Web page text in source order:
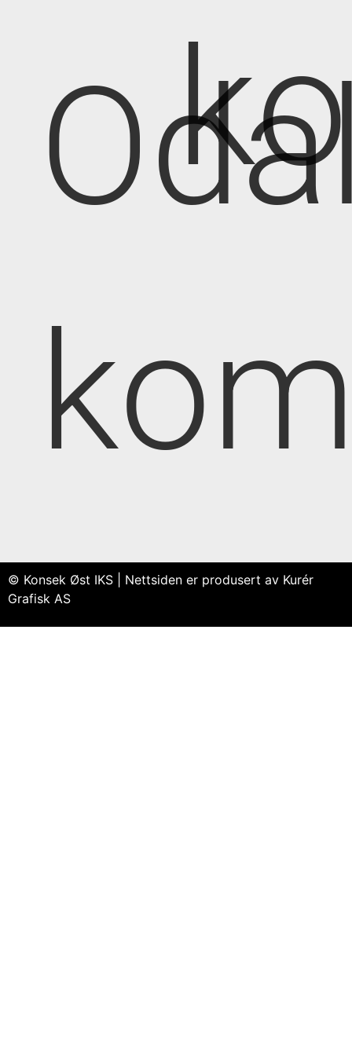
© Konsek Øst IKS | Nettsiden er produsert av Kurér
Grafisk AS